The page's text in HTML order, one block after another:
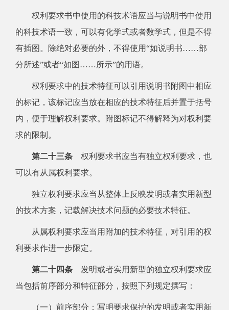
权利要求书中使用的科技术语应当与说明书中使用
的科技术语一致，可以有化学式或者数学式，但是不得
有插图。除绝对必要的外，不得使用“如说明书……部
分所述”或者“如图……所示”的用语。
权利要求中的技术特征可以引用说明书附图中相应
的标记，该标记应当放在相应的技术特征后并置于括号
内，便于理解权利要求。附图标记不得解释为对权利要
求的限制。
第二十三条 权利要求书应当有独立权利要求，也
可以有从属权利要求。
独立权利要求应当从整体上反映发明或者实用新型
的技术方案，记载解决技术问题的必要技术特征。
从属权利要求应当用附加的技术特征，对引用的权
利要求作进一步限定。
第二十四条 发明或者实用新型的独立权利要求应
当包括前序部分和特征部分，按照下列规定撰写：
（一）前序部分：写明要求保护的发明或者实用新